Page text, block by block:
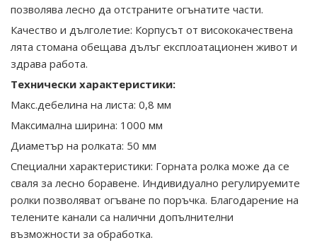
позволява лесно да отстраните огънатите части.
Качество и дълголетие: Корпусът от висококачествена
лята стомана обещава дълъг експлоатационен живот и
здрава работа.
Технически характеристики:
Макс.дебелина на листа: 0,8 мм
Максимална ширина: 1000 мм
Диаметър на ролката: 50 мм
Специални характеристики: Горната ролка може да се
сваля за лесно боравене. Индивидуално регулируемите
ролки позволяват огъване по поръчка. Благодарение на
телените канали са налични допълнителни
възможности за обработка.